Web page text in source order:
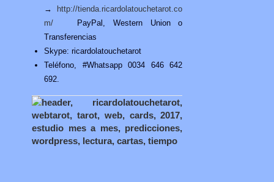
→
http://tienda.ricardolatouchetarot.co
m/
PayPal, Western Union o
Transferencias
Skype: ricardolatouchetarot
Teléfono, #Whatsapp 0034 646 642
692.